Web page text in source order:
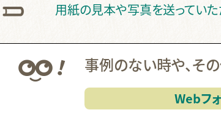
用紙の見本や写真を送っていた
事例のない時や、そ
Webフ